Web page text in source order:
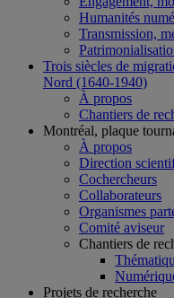
Humanités
Transmission,
Trois siècles de
Nord (1640-1940)
À propos
Chantiers de
Montréal, plaque
À propos
Direction
Cochercheurs
Collaborateurs
Organismes
Comité aviseur
Chantiers de
Projets de recherche